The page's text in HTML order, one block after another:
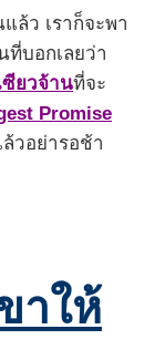
ล้ว เราก็จะพา
ที่บอกเลยว่า
ซียวจ้านที่จะ
Promise
วอย่ารอช้า
าให้